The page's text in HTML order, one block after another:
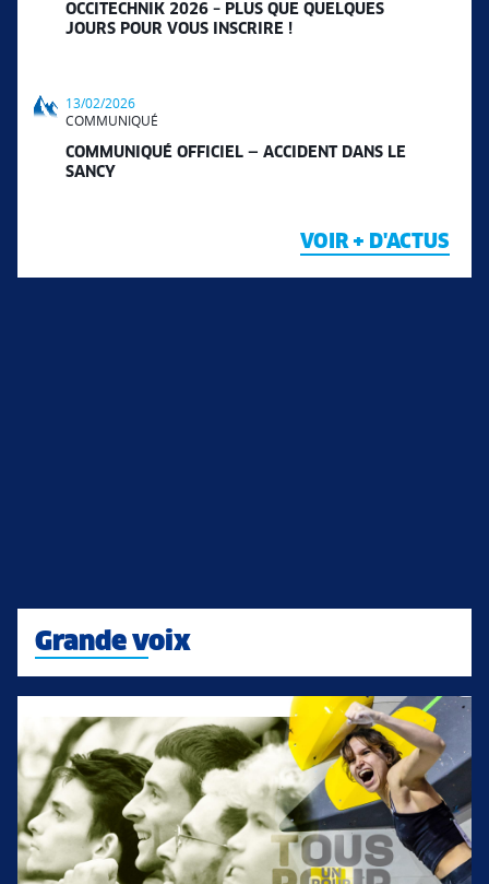
OCCITECHNIK 2026 – PLUS QUE QUELQUES
JOURS POUR VOUS INSCRIRE !
13/02/2026
COMMUNIQUÉ
COMMUNIQUÉ OFFICIEL — ACCIDENT DANS LE
SANCY
VOIR + D'ACTUS
Grande voix